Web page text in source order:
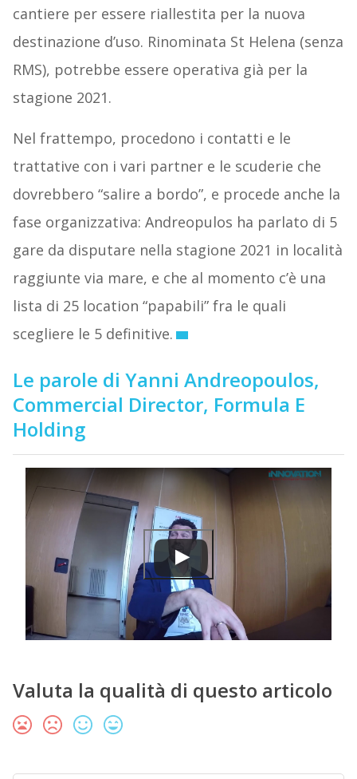
cantiere per essere riallestita per la nuova
destinazione d’uso. Rinominata St Helena (senza
RMS), potrebbe essere operativa già per la
stagione 2021.
Nel frattempo, procedono i contatti e le
trattative con i vari partner e le scuderie che
dovrebbero “salire a bordo”, e procede anche la
fase organizzativa: Andreopulos ha parlato di 5
gare da disputare nella stagione 2021 in località
raggiunte via mare, e che al momento c’è una
lista di 25 location “papabili” fra le quali
scegliere le 5 definitive.
Le parole di Yanni Andreopoulos,
Commercial Director, Formula E
Holding
Valuta la qualità di questo articolo